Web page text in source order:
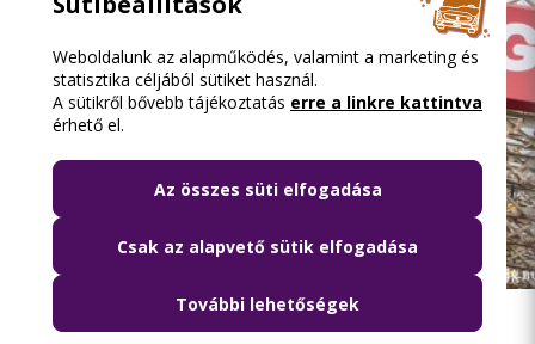
Közösségi közlekedéssel a Szigetre
Weboldalunk az alapműködés, valamint a marketing és
statisztika céljából sütiket használ.
A sütikről bővebb tájékoztatás erre a linkre kattintva
érhető el.
Az összes süti elfogadása
Csak az alapvető sütik elfogadása
További lehetőségek